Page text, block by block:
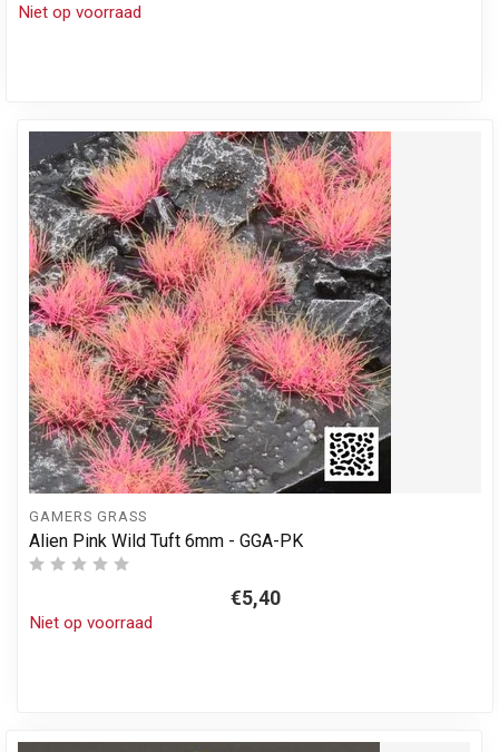
Niet op voorraad
GAMERS GRASS
Alien Pink Wild Tuft 6mm - GGA-PK
€5,40
Niet op voorraad